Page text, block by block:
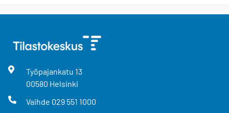
Työpajankatu 13
00580 Helsinki
Vaihde 029 551 1000